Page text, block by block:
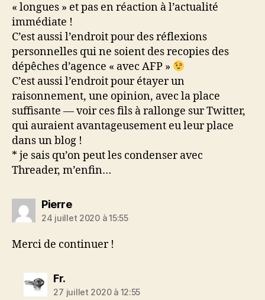
« longues » et pas en réaction à l’actualité
immédiate !
C’est aussi l’endroit pour des réflexions
personnelles qui ne soient des recopies des
dépêches d’agence « avec AFP »
C’est aussi l’endroit pour étayer un
raisonnement, une opinion, avec la place
suffisante — voir ces fils à rallonge sur Twitter,
qui auraient avantageusement eu leur place
dans un blog !
* je sais qu’on peut les condenser avec
Threader, m’enfin…
Pierredit :
24 juillet 2020 à 15:55
Merci de continuer !
Fr.dit :
27 juillet 2020 à 12:55